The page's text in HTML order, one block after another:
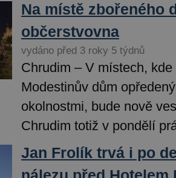
Na místě zbořeného
občerstvovna
vydáno před 3 roky 5 týdnů
Chrudim – V místech,
Modestinův dům
okolnostmi, bude nově
Chrudim totiž v pondělí
Jan Frolík trvá i po